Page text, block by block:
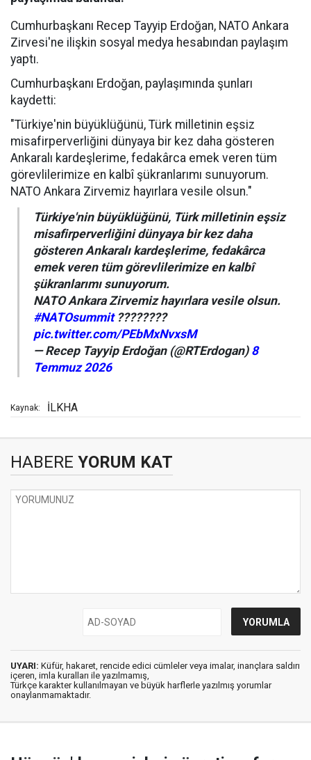
Cumhurbaşkanı Recep Tayyip Erdoğan, NATO Ankara
Zirvesi'ne ilişkin sosyal medya hesabından paylaşım
yaptı.
Cumhurbaşkanı Erdoğan, paylaşımında şunları
kaydetti:
"Türkiye'nin büyüklüğünü, Türk milletinin eşsiz
misafirperverliğini dünyaya bir kez daha gösteren
Ankaralı kardeşlerime, fedakârca emek veren tüm
görevlilerimize en kalbî şükranlarımı sunuyorum.
NATO Ankara Zirvemiz hayırlara vesile olsun."
Türkiye'nin büyüklüğünü, Türk milletinin eşsiz
misafirperverliğini dünyaya bir kez daha
gösteren Ankaralı kardeşlerime, fedakârca
emek veren tüm görevlilerimize en kalbî
şükranlarımı sunuyorum.
NATO Ankara Zirvemiz hayırlara vesile olsun.
#NATOsummit????????
pic.twitter.com/PEbMxNvxsM
— Recep Tayyip Erdoğan (@RTErdogan) 8
Temmuz 2026
Kaynak: İLKHA
HABERE YORUM KAT
UYARI: Küfür, hakaret, rencide edici cümleler veya imalar, inançlara saldırı
içeren, imla kuralları ile yazılmamış,
Türkçe karakter kullanılmayan ve büyük harflerle yazılmış yorumlar
onaylanmamaktadır.